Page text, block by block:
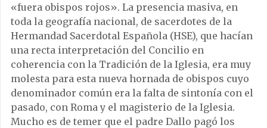
«fuera obispos rojos». La presencia masiva, en
toda la geografía nacional, de sacerdotes de la
Hermandad Sacerdotal Española (HSE), que hacían
una recta interpretación del Concilio en
coherencia con la Tradición de la Iglesia, era muy
molesta para esta nueva hornada de obispos cuyo
denominador común era la falta de sintonía con el
pasado, con Roma y el magisterio de la Iglesia.
Mucho es de temer que el padre Dallo pagó los